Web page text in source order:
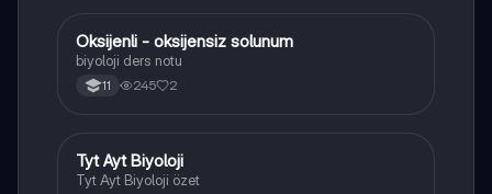
Biyoloji
Oksijenli - oksijensiz solunum
biyoloji ders notu
11 245 2
Biyoloji
Tyt Ayt Biyoloji
Tyt Ayt Biyoloji özet